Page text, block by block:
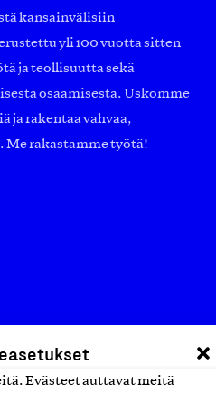
Evästeet auttavat meitä
kansainvälisiin
yli 100 vuotta sitten
ja teollisuutta sekä
osaamisesta. Uskomme
ja rakentaa vahvaa,
rakastamme työtä!